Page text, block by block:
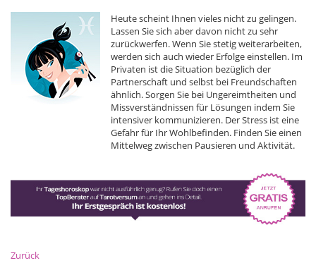
Heute scheint Ihnen vieles nicht zu gelingen.
Lassen Sie sich aber davon nicht zu sehr
zurückwerfen. Wenn Sie stetig weiterarbeiten,
werden sich auch wieder Erfolge einstellen. Im
Privaten ist die Situation bezüglich der
Partnerschaft und selbst bei Freundschaften
ähnlich. Sorgen Sie bei Ungereimtheiten und
Missverständnissen für Lösungen indem Sie
intensiver kommunizieren. Der Stress ist eine
Gefahr für Ihr Wohlbefinden. Finden Sie einen
Mittelweg zwischen Pausieren und Aktivität.
Zurück